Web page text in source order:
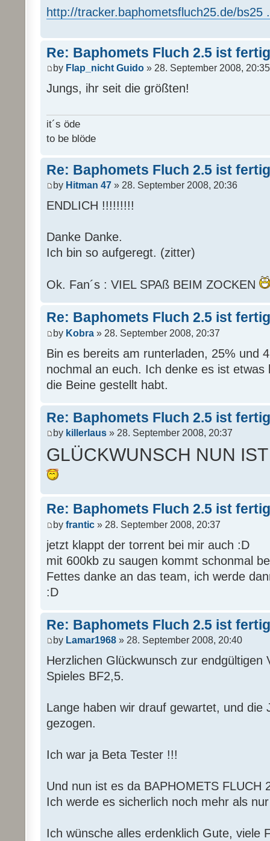
http://tracker.baphometsfluch25.de/bs25
Re: Baphomets Fluch 2.5 ist fertig
by Flap_nicht Guido » 28. September 2008, 20:35
Jungs, ihr seit die größten!
it´s öde
to be blöde
Re: Baphomets Fluch 2.5 ist fertig
by Hitman 47 » 28. September 2008, 20:36
ENDLICH !!!!!!!!!
Danke Danke.
Ich bin so aufgeregt. (zitter)
Ok. Fan´s : VIEL SPAß BEIM ZOCKEN
Re: Baphomets Fluch 2.5 ist fertig
by Kobra » 28. September 2008, 20:37
Bin es bereits am runterladen, 25% und
nochmal an euch. Ich denke es ist
die Beine gestellt habt.
Re: Baphomets Fluch 2.5 ist fertig
by killerlaus » 28. September 2008, 20:37
GLÜCKWUNSCH NUN
Re: Baphomets Fluch 2.5 ist fertig
by frantic » 28. September 2008, 20:37
jetzt klappt der torrent bei mir auch :D
mit 600kb zu saugen kommt schonmal
Fettes danke an das team, ich werde
:D
Re: Baphomets Fluch 2.5 ist fertig
by Lamar1968 » 28. September 2008, 20:40
Herzlichen Glückwunsch zur endgültigen
Spieles BF2,5.
Lange haben wir drauf gewartet, und die
gezogen.
Ich war ja Beta Tester !!!
Und nun ist es da BAPHOMETS FLUCH
Ich werde es sicherlich noch mehr als
Ich wünsche alles erdenklich Gute, viele